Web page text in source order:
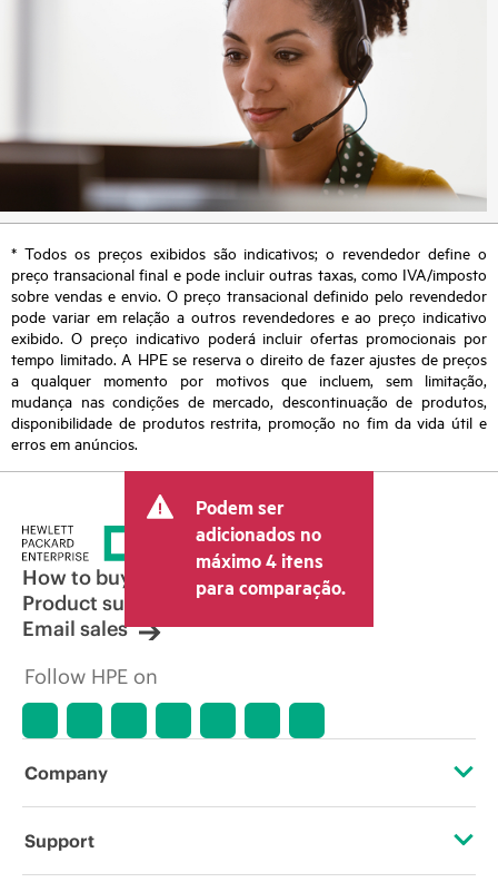
* Todos os preços exibidos são indicativos; o revendedor define o
preço transacional final e pode incluir outras taxas, como IVA/imposto
sobre vendas e envio. O preço transacional definido pelo revendedor
pode variar em relação a outros revendedores e ao preço indicativo
exibido. O preço indicativo poderá incluir ofertas promocionais por
tempo limitado. A HPE se reserva o direito de fazer ajustes de preços
a qualquer momento por motivos que incluem, sem limitação,
mudança nas condições de mercado, descontinuação de produtos,
disponibilidade de produtos restrita, promoção no fim da vida útil e
erros em anúncios.
Podem ser
adicionados no
máximo 4 itens
para comparação.
How to buy
Product support
Email sales
Follow HPE on
Company
About HPE
Support